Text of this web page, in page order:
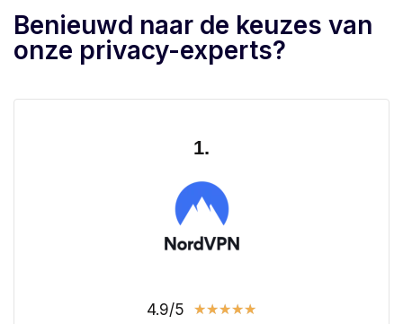
Benieuwd naar de keuzes van
onze privacy-experts?
1.
4.9/5 ★★★★★